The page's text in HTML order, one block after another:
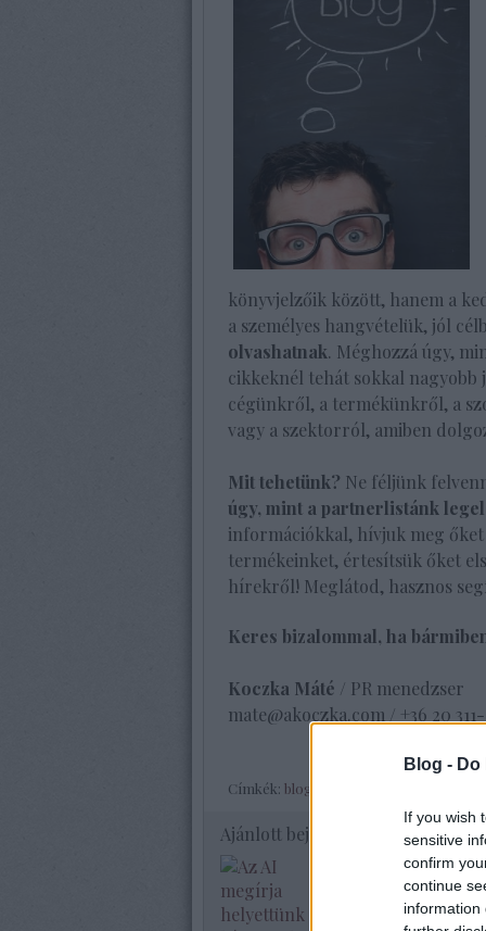
Blog -
If you wish
sensitive
confirm
continue
information
könyvjelzőik között, hanem a
a személyes hangvételük, jól
olvashatnak. Méghozzá úgy,
cikkeknél tehát sokkal
cégünkről, a termékünkről, a
vagy a szektorról, amiben
Mit tehetünk? Ne féljünk
úgy, mint a partnerlistánk
információkkal, hívjuk meg
termékeinket, értesítsük őket
hírekről! Meglátod, hasznos
Keres bizalommal, ha
Koczka Máté / PR menedzser
mate@akoczka.com / +36 20
Címkék: blogger
Ajánlott bejegyzések: